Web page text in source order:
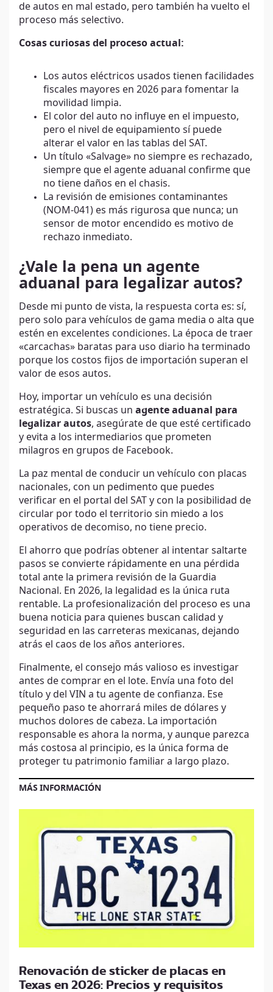
de autos en mal estado, pero también ha vuelto el
proceso más selectivo.
Cosas curiosas del proceso actual:
Los autos eléctricos usados tienen facilidades
fiscales mayores en 2026 para fomentar la
movilidad limpia.
El color del auto no influye en el impuesto,
pero el nivel de equipamiento sí puede
alterar el valor en las tablas del SAT.
Un título «Salvage» no siempre es rechazado,
siempre que el agente aduanal confirme que
no tiene daños en el chasis.
La revisión de emisiones contaminantes
(NOM-041) es más rigurosa que nunca; un
sensor de motor encendido es motivo de
rechazo inmediato.
¿Vale la pena un agente
aduanal para legalizar autos?
Desde mi punto de vista, la respuesta corta es: sí,
pero solo para vehículos de gama media o alta que
estén en excelentes condiciones. La época de traer
«carcachas» baratas para uso diario ha terminado
porque los costos fijos de importación superan el
valor de esos autos.
Hoy, importar un vehículo es una decisión
estratégica. Si buscas un agente aduanal para
legalizar autos, asegúrate de que esté certificado
y evita a los intermediarios que prometen
milagros en grupos de Facebook.
La paz mental de conducir un vehículo con placas
nacionales, con un pedimento que puedes
verificar en el portal del SAT y con la posibilidad de
circular por todo el territorio sin miedo a los
operativos de decomiso, no tiene precio.
El ahorro que podrías obtener al intentar saltarte
pasos se convierte rápidamente en una pérdida
total ante la primera revisión de la Guardia
Nacional. En 2026, la legalidad es la única ruta
rentable. La profesionalización del proceso es una
buena noticia para quienes buscan calidad y
seguridad en las carreteras mexicanas, dejando
atrás el caos de los años anteriores.
Finalmente, el consejo más valioso es investigar
antes de comprar en el lote. Envía una foto del
título y del VIN a tu agente de confianza. Ese
pequeño paso te ahorrará miles de dólares y
muchos dolores de cabeza. La importación
responsable es ahora la norma, y aunque parezca
más costosa al principio, es la única forma de
proteger tu patrimonio familiar a largo plazo.
MÁS INFORMACIÓN
Renovación de sticker de placas en
Texas en 2026: Precios y requisitos